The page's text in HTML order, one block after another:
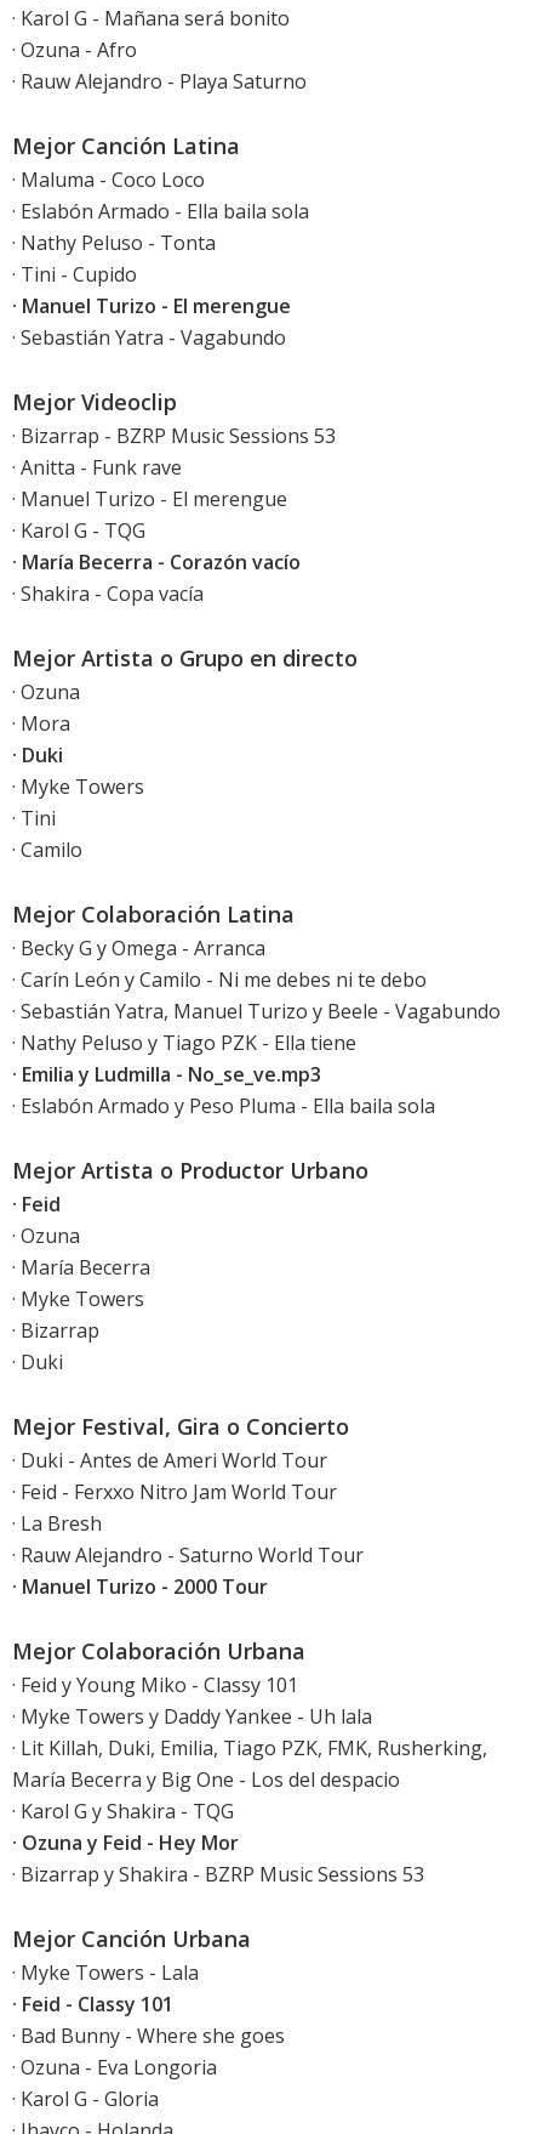
· Karol G - Mañana será bonito
· Ozuna - Afro
· Rauw Alejandro - Playa Saturno
Mejor Canción Latina
· Maluma - Coco Loco
· Eslabón Armado - Ella baila sola
· Nathy Peluso - Tonta
· Tini - Cupido
· Manuel Turizo - El merengue
· Sebastián Yatra - Vagabundo
Mejor Videoclip
· Bizarrap - BZRP Music Sessions 53
· Anitta - Funk rave
· Manuel Turizo - El merengue
· Karol G - TQG
· María Becerra - Corazón vacío
· Shakira - Copa vacía
Mejor Artista o Grupo en directo
· Ozuna
· Mora
· Duki
· Myke Towers
· Tini
· Camilo
Mejor Colaboración Latina
· Becky G y Omega - Arranca
· Carín León y Camilo - Ni me debes ni te debo
· Sebastián Yatra, Manuel Turizo y Beele - Vagabundo
· Nathy Peluso y Tiago PZK - Ella tiene
· Emilia y Ludmilla - No_se_ve.mp3
· Eslabón Armado y Peso Pluma - Ella baila sola
Mejor Artista o Productor Urbano
· Feid
· Ozuna
· María Becerra
· Myke Towers
· Bizarrap
· Duki
Mejor Festival, Gira o Concierto
· Duki - Antes de Ameri World Tour
· Feid - Ferxxo Nitro Jam World Tour
· La Bresh
· Rauw Alejandro - Saturno World Tour
· Manuel Turizo - 2000 Tour
Mejor Colaboración Urbana
· Feid y Young Miko - Classy 101
· Myke Towers y Daddy Yankee - Uh lala
· Lit Killah, Duki, Emilia, Tiago PZK, FMK, Rusherking,
María Becerra y Big One - Los del despacio
· Karol G y Shakira - TQG
· Ozuna y Feid - Hey Mor
· Bizarrap y Shakira - BZRP Music Sessions 53
Mejor Canción Urbana
· Myke Towers - Lala
· Feid - Classy 101
· Bad Bunny - Where she goes
· Ozuna - Eva Longoria
· Karol G - Gloria